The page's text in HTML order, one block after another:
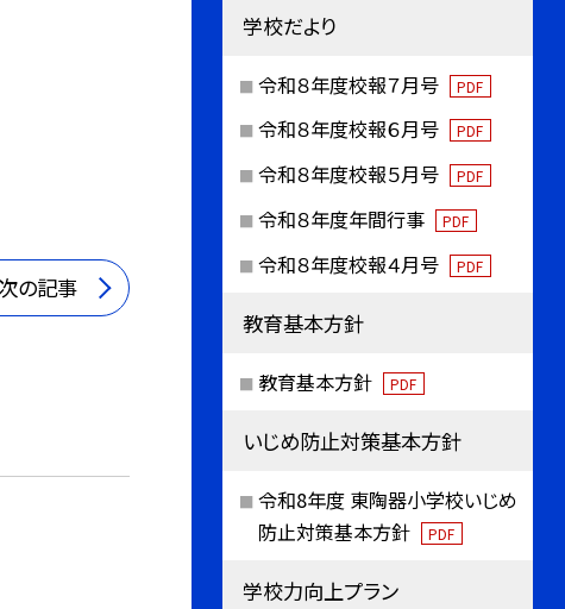
次の記事
学校だより
令和８年度校報７月号 PDF
令和８年度校報６月号 PDF
令和８年度校報５月号 PDF
令和８年度年間行事 PDF
令和８年度校報４月号 PDF
教育基本方針
教育基本方針 PDF
いじめ防止対策基本方針
令和8年度 東陶器小学校いじめ
防止対策基本方針
PDF
学校力向上プラン